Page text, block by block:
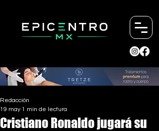
Cristiano Ronaldo jugará su
Redacción
19 may 1 min de lectura